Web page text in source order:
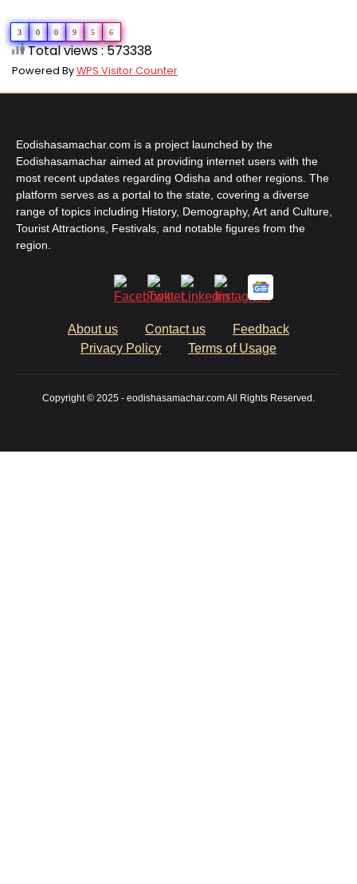
3 0 0 9 5 6
Total views : 573338
Powered ByWPS Visitor Counter
Eodishasamachar.com is a project launched by the
Eodishasamachar aimed at providing internet users with the
most recent updates regarding Odisha and other regions. The
platform serves as a portal to the state, covering a diverse
range of topics including History, Demography, Art and Culture,
Tourist Attractions, Festivals, and notable figures from the
region.
About us Contact us
Feedback
Privacy Policy
Terms of Usage
Copyright © 2025 - eodishasamachar.com All Rights Reserved.